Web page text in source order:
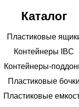
Каталог
Пластиковые
Контейнеры IBC
Контейнеры-
Пластиковые бочки
Пластиковые